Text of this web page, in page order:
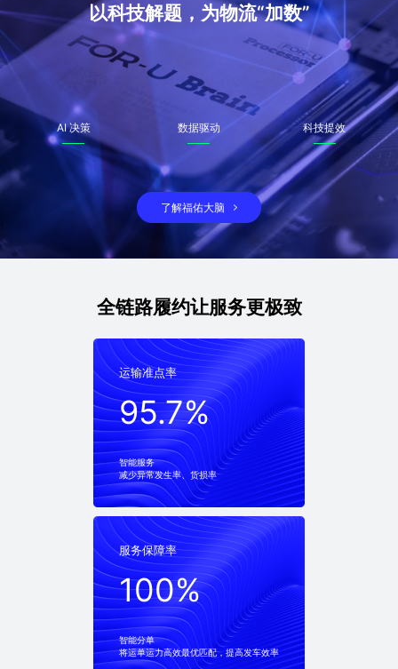
以科技解题，为物流“加数”
AI 决策 数据驱动 科技提效
了解福佑大脑
全链路履约让服务更极致
运输准点率
95.7%
运输准点率
95.7%
智能服务
减少异常发生率、货损率
服务保障率
100%
服务保障率
100%
智能分单
将运单运力高效最优匹配，提高发车效率